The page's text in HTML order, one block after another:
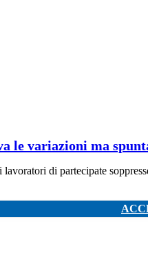
le variazioni ma
di partecipate